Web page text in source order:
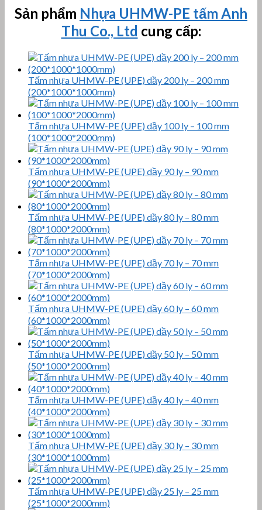
Sản phẩm Nhựa UHMW-PE tấm Anh
Thu Co., Ltd cung cấp:
Tấm nhựa UHMW-PE (UPE) dầy 200 ly – 200 mm
(200*1000*1000mm)
Tấm nhựa UHMW-PE (UPE) dầy 100 ly – 100 mm
(100*1000*2000mm)
Tấm nhựa UHMW-PE (UPE) dầy 90 ly – 90 mm
(90*1000*2000mm)
Tấm nhựa UHMW-PE (UPE) dầy 80 ly – 80 mm
(80*1000*2000mm)
Tấm nhựa UHMW-PE (UPE) dầy 70 ly – 70 mm
(70*1000*2000mm)
Tấm nhựa UHMW-PE (UPE) dầy 60 ly – 60 mm
(60*1000*2000mm)
Tấm nhựa UHMW-PE (UPE) dầy 50 ly – 50 mm
(50*1000*2000mm)
Tấm nhựa UHMW-PE (UPE) dầy 40 ly – 40 mm
(40*1000*2000mm)
Tấm nhựa UHMW-PE (UPE) dầy 30 ly – 30 mm
(30*1000*1000mm)
Tấm nhựa UHMW-PE (UPE) dầy 25 ly – 25 mm
(25*1000*2000mm)